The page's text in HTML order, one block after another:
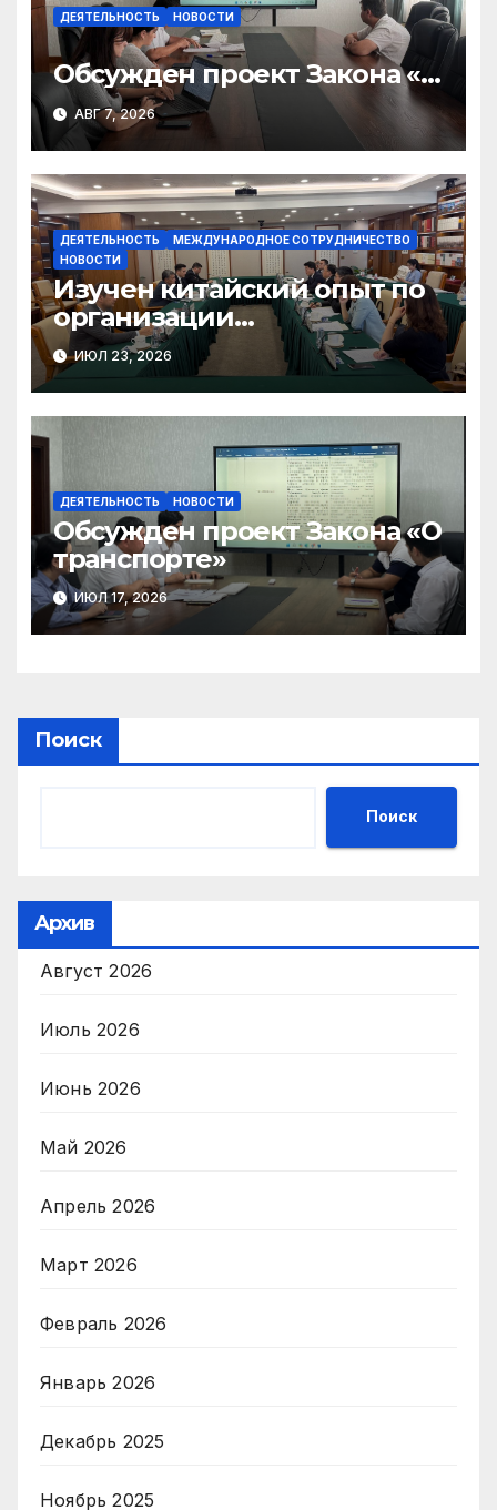
ДЕЯТЕЛЬНОСТЬ НОВОСТИ
Обсужден проект Закона «О
финансовом штрафе»
АВГ 7, 2026
ДЕЯТЕЛЬНОСТЬ
МЕЖДУНАРОДНОЕ СОТРУДНИЧЕСТВО
НОВОСТИ
Изучен китайский опыт по
организации
общественного консенсуса
и инклюзивного диалога
ИЮЛ 23, 2026
ДЕЯТЕЛЬНОСТЬ НОВОСТИ
Обсужден проект Закона «О
транспорте»
ИЮЛ 17, 2026
Поиск
Поиск
Архив
Август 2026
Июль 2026
Июнь 2026
Май 2026
Апрель 2026
Март 2026
Февраль 2026
Январь 2026
Декабрь 2025
Ноябрь 2025